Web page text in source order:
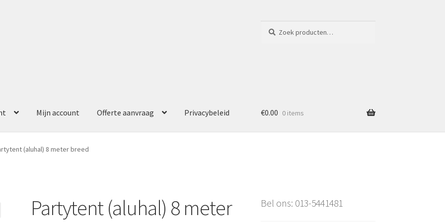
naar:
Mijn account Offerte aanvraag Privacybeleid
Offerte aanvraag Privacybeleid
€0.00 0 items
(aluhal) 8 meter breed
Partytent (aluhal) 8 meter
Bel ons: 013-5441481